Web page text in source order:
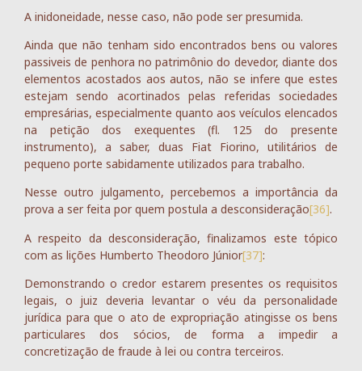
A inidoneidade, nesse caso, não pode ser presumida.
Ainda que não tenham sido encontrados bens ou valores
passiveis de penhora no patrimônio do devedor, diante dos
elementos acostados aos autos, não se infere que estes
estejam sendo acortinados pelas referidas sociedades
empresárias, especialmente quanto aos veículos elencados
na petição dos exequentes (fl. 125 do presente
instrumento), a saber, duas Fiat Fiorino, utilitários de
pequeno porte sabidamente utilizados para trabalho.
Nesse outro julgamento, percebemos a importância da
prova a ser feita por quem postula a desconsideração[36].
A respeito da desconsideração, finalizamos este tópico
com as lições Humberto Theodoro Júnior[37]:
Demonstrando o credor estarem presentes os requisitos
legais, o juiz deveria levantar o véu da personalidade
jurídica para que o ato de expropriação atingisse os bens
particulares dos sócios, de forma a impedir a
concretização de fraude à lei ou contra terceiros.